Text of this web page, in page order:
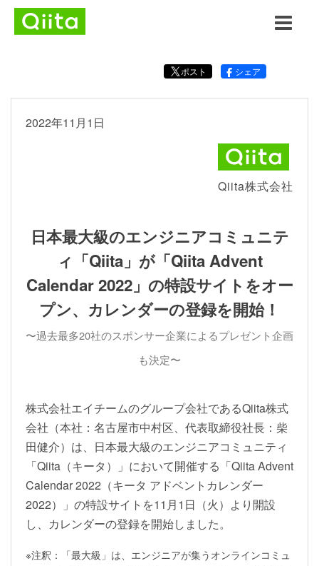
ポスト シェア
2022年11月1日
Qiita株式会社
日本最大級のエンジニアコミュニテ
ィ「Qiita」が「Qiita Advent
Calendar 2022」の特設サイトをオー
プン、カレンダーの登録を開始！
〜過去最多20社のスポンサー企業によるプレゼント企画
も決定〜
株式会社エイチームのグループ会社であるQiita株式
会社（本社：名古屋市中村区、代表取締役社長：柴
田健介）は、日本最大級のエンジニアコミュニティ
「Qiita（キータ）」において開催する「Qiita Advent
Calendar 2022（キータ アドベントカレンダー
2022）」の特設サイトを11月1日（火）より開設
し、カレンダーの登録を開始しました。
※注釈：「最大級」は、エンジニアが集うオンラインコミュ